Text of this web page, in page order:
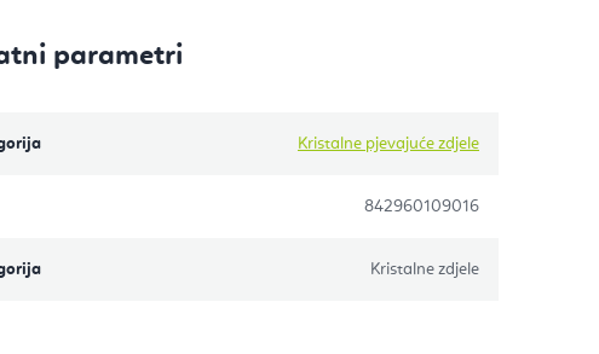
parametri
Kristalne pjevajuće zdjele
842960109016
Kristalne zdjele